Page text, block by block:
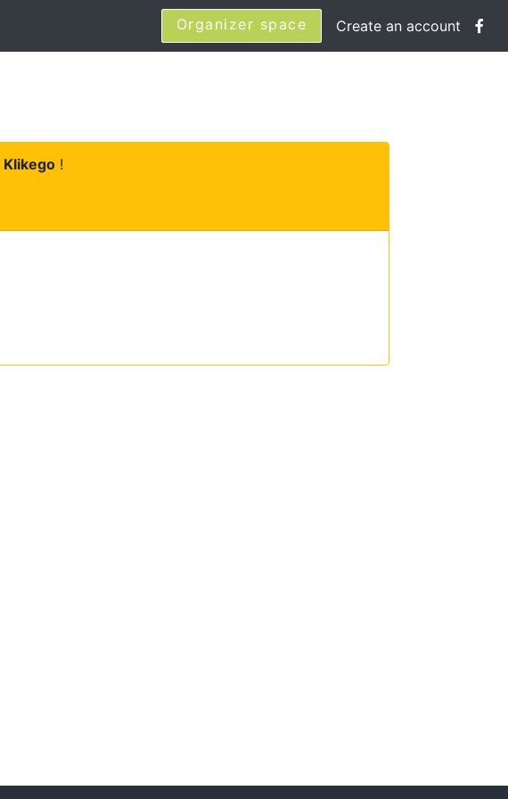
Organizer space Create an account
Klikego!